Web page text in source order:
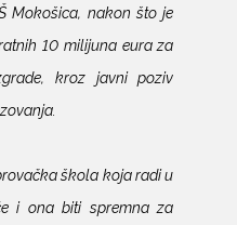
Mokošica, nakon što je
10 milijuna eura za
kroz javni poziv
škola koja radi u
i ona biti spremna za